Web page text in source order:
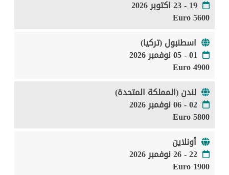
19 - 23 اكتوبر 2026
5600 Euro
اسطنبول (تركيا)
01 - 05 نوفمبر 2026
4900 Euro
لندن (المملكة المتحدة)
02 - 06 نوفمبر 2026
5800 Euro
أونلاين
22 - 26 نوفمبر 2026
1900 Euro